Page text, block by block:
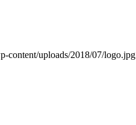
content/uploads/2018/07/logo.jpg